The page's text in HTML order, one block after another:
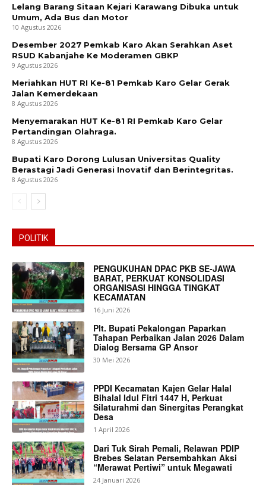
News Week
Magazine PRO
Company
About
Contact us
Subscription Plans
My account
Bagikan Artikel
Berita Lainnya JPL 126 Tengengwetan Resmi
Dibuka, Plt. Bupati Sukirman Ajak Masyarakat Jaga
Keselamatan Bersama
Lelang Barang Sitaan Kejari Karawang Dibuka untuk
Umum, Ada Bus dan Motor
10 Agustus 2026
Desember 2027 Pemkab Karo Akan Serahkan Aset
RSUD Kabanjahe Ke Moderamen GBKP
9 Agustus 2026
Meriahkan HUT RI Ke-81 Pemkab Karo Gelar Gerak
Jalan Kemerdekaan
8 Agustus 2026
Menyemarakan HUT Ke-81 RI Pemkab Karo Gelar
Pertandingan Olahraga.
8 Agustus 2026
Bupati Karo Dorong Lulusan Universitas Quality
Berastagi Jadi Generasi Inovatif dan Berintegritas.
8 Agustus 2026
POLITIK
PENGUKUHAN DPAC PKB SE-JAWA
BARAT, PERKUAT KONSOLIDASI
ORGANISASI HINGGA TINGKAT
KECAMATAN
16 Juni 2026
Plt. Bupati Pekalongan Paparkan
Tahapan Perbaikan Jalan 2026 Dalam
Dialog Bersama GP Ansor
30 Mei 2026
PPDI Kecamatan Kajen Gelar Halal
Bihalal Idul Fitri 1447 H, Perkuat
Silaturahmi dan Sinergitas Perangkat
Desa
1 April 2026
Dari Tuk Sirah Pemali, Relawan PDIP
Brebes Selatan Persembahkan Aksi
“Merawat Pertiwi” untuk Megawati
24 Januari 2026